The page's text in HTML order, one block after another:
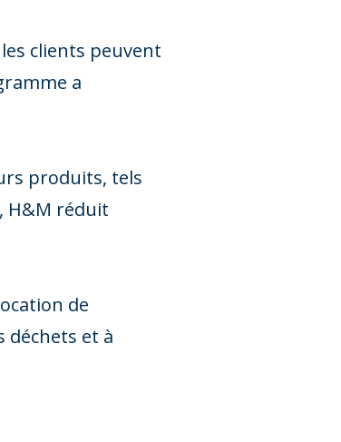
clients peuvent
a
produits, tels
H&M réduit
de
déchets et à